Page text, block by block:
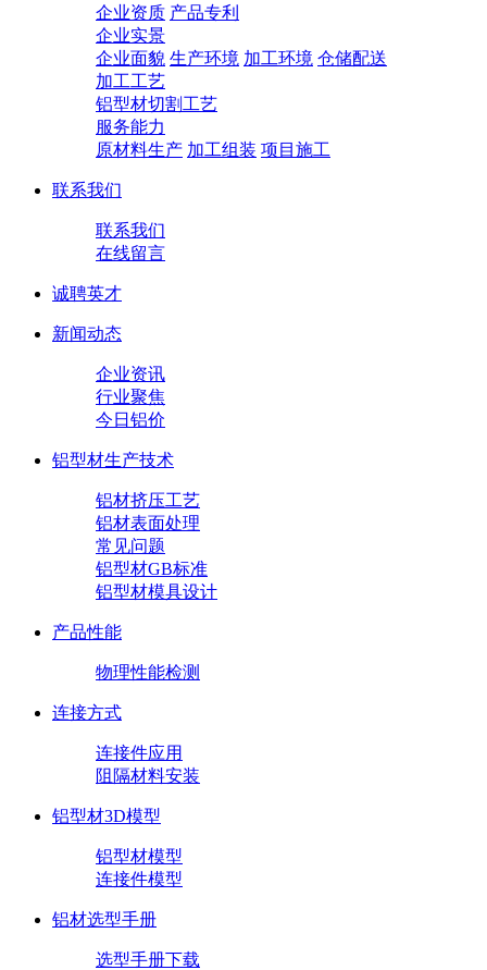
企业资质 产品专利
企业实景
企业面貌 生产环境 加工环境 仓储配送
加工工艺
铝型材切割工艺
服务能力
原材料生产 加工组装 项目施工
联系我们
联系我们
在线留言
诚聘英才
新闻动态
企业资讯
行业聚焦
今日铝价
铝型材生产技术
铝材挤压工艺
铝材表面处理
常见问题
铝型材GB标准
铝型材模具设计
产品性能
物理性能检测
连接方式
连接件应用
阻隔材料安装
铝型材3D模型
铝型材模型
连接件模型
铝材选型手册
选型手册下载